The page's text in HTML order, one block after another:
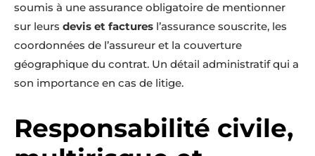
soumis à une assurance obligatoire de mentionner
sur leurs devis et factures l’assurance souscrite, les
coordonnées de l’assureur et la couverture
géographique du contrat. Un détail administratif qui a
son importance en cas de litige.
Responsabilité civile,